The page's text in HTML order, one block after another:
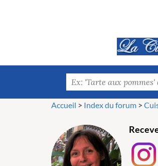
Accueil > Index du forum >